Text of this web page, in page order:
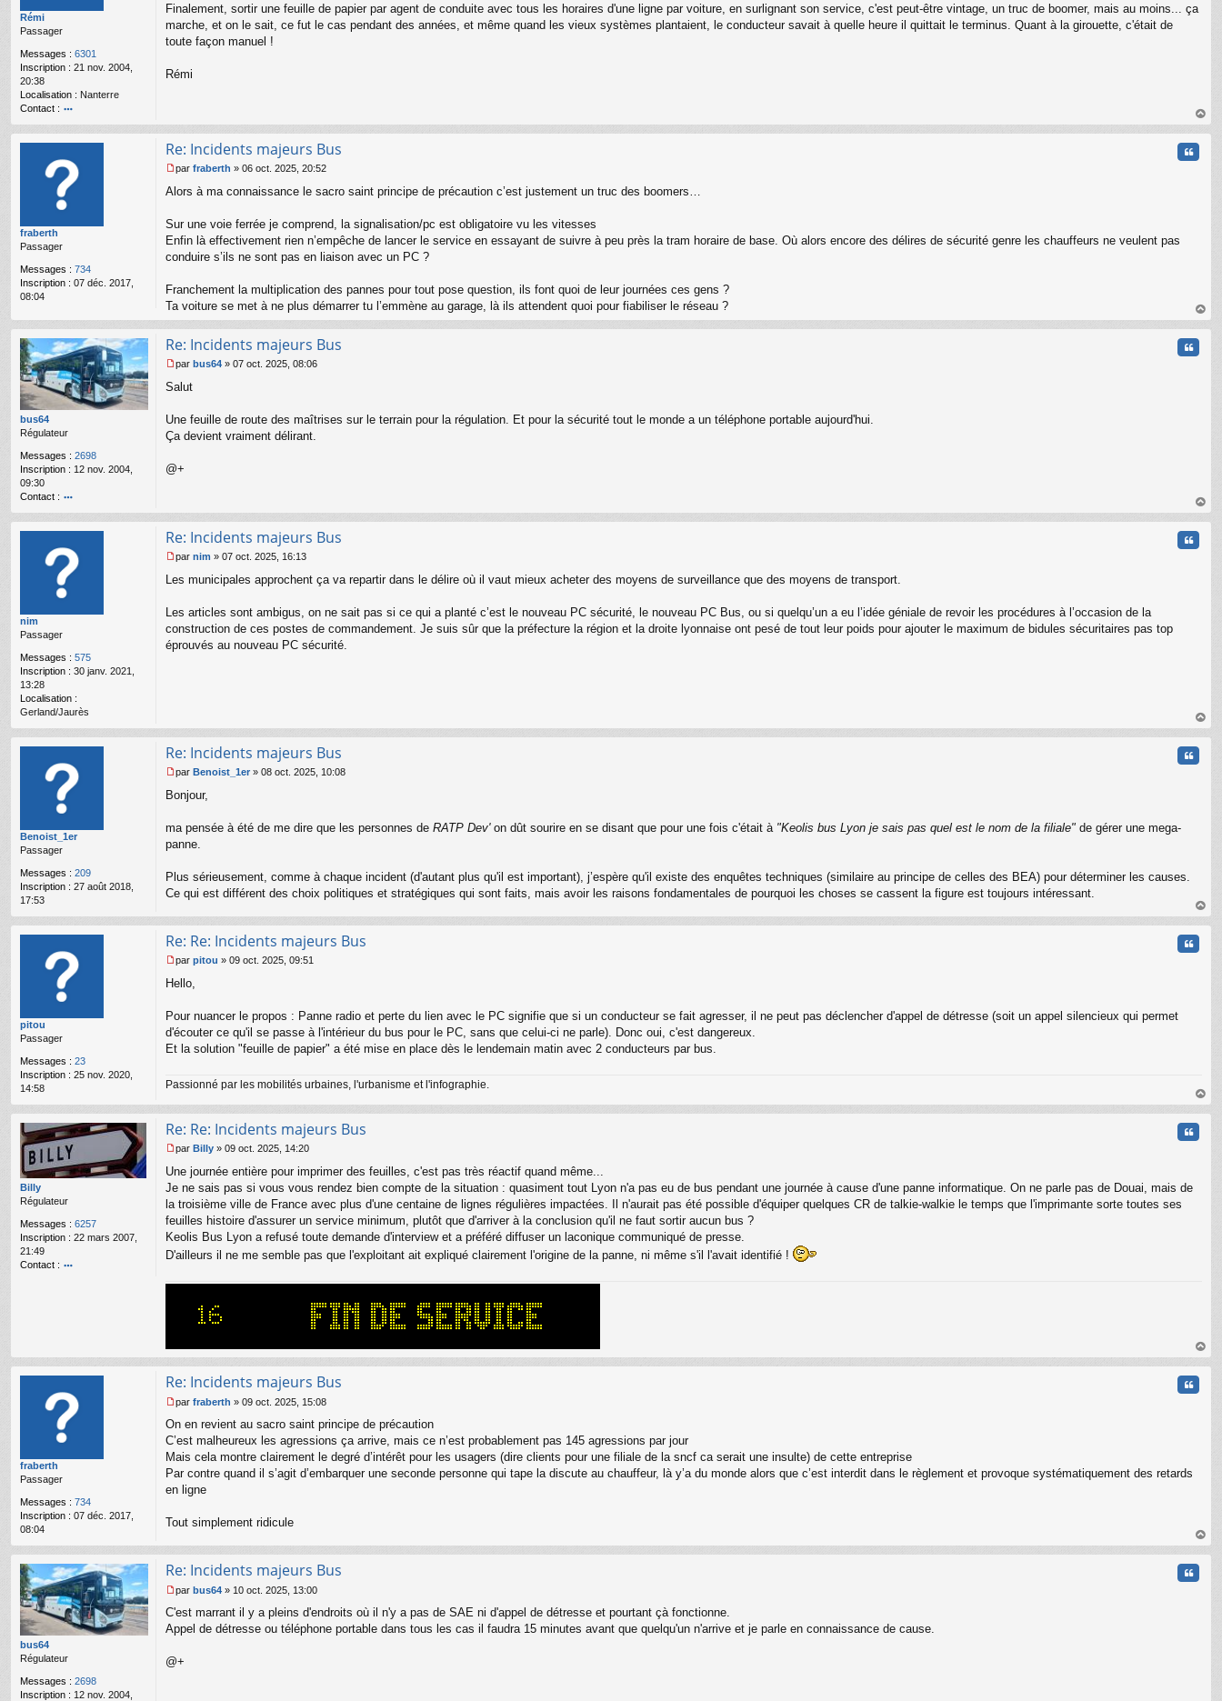
Rémi
Passager
Messages : 6301
Inscription : 21 nov. 2004,
20:38
Localisation : Nanterre
Contact :
o
nt
te
r
R
é
g
e
o
Finalement, sortir une feuille de papier par agent de conduite avec tous les horaires d'une ligne par voiture, en surlignant son service, c'est peut-être vintage, un truc de boomer, mais au moins... ça
marche, et on le sait, ce fut le cas pendant des années, et même quand les vieux systèmes plantaient, le conducteur savait à quelle heure il quittait le terminus. Quant à la girouette, c'était de
toute façon manuel !
Rémi
au
fraberth
Passager
Messages : 734
Inscription : 07 déc. 2017,
08:04
Re: Incidents majeurs Bus
e
g
e
o
u
par fraberth » 06 oct. 2025, 20:52
Alors à ma connaissance le sacro saint principe de précaution c’est justement un truc des boomers…
Sur une voie ferrée je comprend, la signalisation/pc est obligatoire vu les vitesses
Enfin là effectivement rien n’empêche de lancer le service en essayant de suivre à peu près la tram horaire de base. Où alors encore des délires de sécurité genre les chauffeurs ne veulent pas
conduire s’ils ne sont pas en liaison avec un PC ?
Franchement la multiplication des pannes pour tout pose question, ils font quoi de leur journées ces gens ?
Ta voiture se met à ne plus démarrer tu l’emmène au garage, là ils attendent quoi pour fiabiliser le réseau ?
au
bus64
Régulateur
Messages : 2698
Inscription : 12 nov. 2004,
09:30
Contact :
o
nt
te
r
b
u
Re: Incidents majeurs Bus
e
s
g
n
l
u
par bus64 » 07 oct. 2025, 08:06
Salut
Une feuille de route des maîtrises sur le terrain pour la régulation. Et pour la sécurité tout le monde a un téléphone portable aujourd'hui.
Ça devient vraiment délirant.
@+
au
nim
Passager
Messages : 575
Inscription : 30 janv. 2021,
13:28
Localisation :
Gerland/Jaurès
Re: Incidents majeurs Bus
e
s
g
e
par nim » 07 oct. 2025, 16:13
Les municipales approchent ça va repartir dans le délire où il vaut mieux acheter des moyens de surveillance que des moyens de transport.
Les articles sont ambigus, on ne sait pas si ce qui a planté c’est le nouveau PC sécurité, le nouveau PC Bus, ou si quelqu’un a eu l’idée géniale de revoir les procédures à l’occasion de la
construction de ces postes de commandement. Je suis sûr que la préfecture la région et la droite lyonnaise ont pesé de tout leur poids pour ajouter le maximum de bidules sécuritaires pas top
éprouvés au nouveau PC sécurité.
au
Benoist_1er
Passager
Messages : 209
Inscription : 27 août 2018,
17:53
Re: Incidents majeurs Bus
e
s
g
n
o
l
par Benoist_1er » 08 oct. 2025, 10:08
Bonjour,
ma pensée à été de me dire que les personnes de RATP Dev'on dût sourire en se disant que pour une fois c'était à "Keolis bus Lyon je sais pas quel est le nom de la filiale" de gérer une mega-
panne.
Plus sérieusement, comme à chaque incident (d'autant plus qu'il est important), j’espère qu'il existe des enquêtes techniques (similaire au principe de celles des BEA) pour déterminer les causes.
Ce qui est différent des choix politiques et stratégiques qui sont faits, mais avoir les raisons fondamentales de pourquoi les choses se cassent la figure est toujours intéressant.
au
pitou
Passager
Messages : 23
Inscription : 25 nov. 2020,
14:58
Re: Re: Incidents majeurs Bus
e
s
a
g
e
o
l
par pitou » 09 oct. 2025, 09:51
Hello,
Pour nuancer le propos : Panne radio et perte du lien avec le PC signifie que si un conducteur se fait agresser, il ne peut pas déclencher d'appel de détresse (soit un appel silencieux qui permet
d'écouter ce qu'il se passe à l'intérieur du bus pour le PC, sans que celui-ci ne parle). Donc oui, c'est dangereux.
Et la solution "feuille de papier" a été mise en place dès le lendemain matin avec 2 conducteurs par bus.
Passionné par les mobilités urbaines, l'urbanisme et l'infographie.
au
Billy
Régulateur
Messages : 6257
Inscription : 22 mars 2007,
21:49
Contact :
Re: Re: Incidents majeurs Bus
e
s
s
g
e
n
n
par Billy » 09 oct. 2025, 14:20
Une journée entière pour imprimer des feuilles, c'est pas très réactif quand même...
Je ne sais pas si vous vous rendez bien compte de la situation : quasiment tout Lyon n'a pas eu de bus pendant une journée à cause d'une panne informatique. On ne parle pas de Douai, mais de
la troisième ville de France avec plus d'une centaine de lignes régulières impactées. Il n'aurait pas été possible d'équiper quelques CR de talkie-walkie le temps que l'imprimante sorte toutes ses
feuilles histoire d'assurer un service minimum, plutôt que d'arriver à la conclusion qu'il ne faut sortir aucun bus ?
Keolis Bus Lyon a refusé toute demande d'interview et a préféré diffuser un laconique communiqué de presse.
D'ailleurs il ne me semble pas que l'exploitant ait expliqué clairement l'origine de la panne, ni même s'il l'avait identifié !
au
fraberth
Passager
Messages : 734
Inscription : 07 déc. 2017,
08:04
Re: Incidents majeurs Bus
e
s
s
g
e
o
l
par fraberth » 09 oct. 2025, 15:08
On en revient au sacro saint principe de précaution
C’est malheureux les agressions ça arrive, mais ce n’est probablement pas 145 agressions par jour
Mais cela montre clairement le degré d’intérêt pour les usagers (dire clients pour une filiale de la sncf ca serait une insulte) de cette entreprise
Par contre quand il s’agit d’embarquer une seconde personne qui tape la discute au chauffeur, là y’a du monde alors que c’est interdit dans le règlement et provoque systématiquement des retards
en ligne
Tout simplement ridicule
au
bus64
Régulateur
Messages : 2698
Inscription : 12 nov. 2004,
Re: Incidents majeurs Bus
e
s
g
par bus64 » 10 oct. 2025, 13:00
C'est marrant il y a pleins d'endroits où il n'y a pas de SAE ni d'appel de détresse et pourtant çà fonctionne.
Appel de détresse ou téléphone portable dans tous les cas il faudra 15 minutes avant que quelqu'un n'arrive et je parle en connaissance de cause.
@+